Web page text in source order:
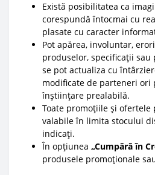
Există posibilitatea ca
corespundă întocmai cu
plasate cu caracter
Pot apărea, involuntar,
produselor, specificații
se pot actualiza cu
modificate de parteneri ori
înștiințare prealabilă.
Toate promoțiile și
valabile în limita stocului
indicați.
În opțiunea „Cumpără în
produsele promoționale